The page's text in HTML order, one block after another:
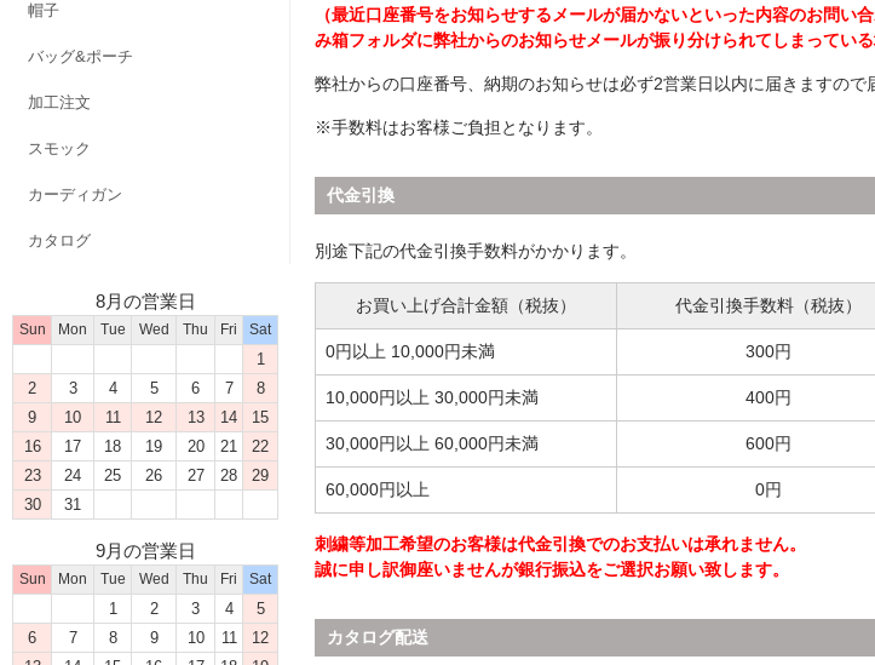
帽子
バッグ&ポーチ
加工注文
スモック
カーディガン
カタログ
8月の営業日
Sun Mon Tue Wed Thu Fri Sat
1
2
3 4 5 6 7
8
9
10 11 12 13 14
15
16
17 18 19 20 21
22
23
24 25 26 27 28
29
30
31
9月の営業日
Sun Mon Tue Wed Thu Fri Sat
1 2 3 4
5
6
7 8 9 10 11
12
（最近口座番号をお知らせするメールが届かないといった内容のお問
み箱フォルダに弊社からのお知らせメールが振り分けられてしまってい
弊社からの口座番号、納期のお知らせは必ず2営業日以内に届きますの
※手数料はお客様ご負担となります。
代金引換
別途下記の代金引換手数料がかかります。
お買い上げ合計金額（税抜） 代金引換手数料（税抜）
0円以上 10,000円未満 300円
10,000円以上 30,000円未満 400円
30,000円以上 60,000円未満 600円
60,000円以上 0円
刺繍等加工希望のお客様は代金引換でのお支払いは承れません。
誠に申し訳御座いませんが銀行振込をご選択お願い致します。
カタログ配送